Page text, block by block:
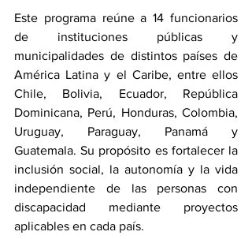
Este programa reúne a 14 funcionarios
de instituciones públicas y
municipalidades de distintos países de
América Latina y el Caribe, entre ellos
Chile, Bolivia, Ecuador, República
Dominicana, Perú, Honduras, Colombia,
Uruguay, Paraguay, Panamá y
Guatemala. Su propósito es fortalecer la
inclusión social, la autonomía y la vida
independiente de las personas con
discapacidad mediante proyectos
aplicables en cada país.